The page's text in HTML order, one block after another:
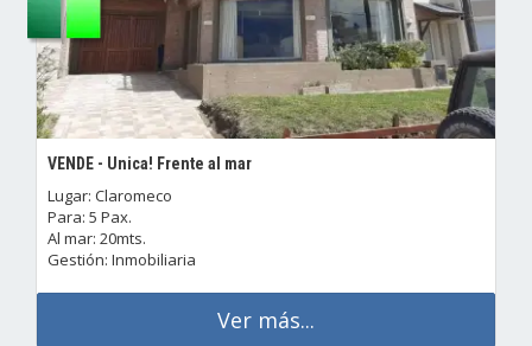
VENDE - Unica! Frente al mar
Lugar: Claromeco
Para: 5 Pax.
Al mar: 20mts.
Gestión: Inmobiliaria
Ver más...